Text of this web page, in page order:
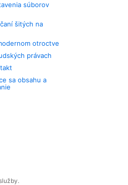
súborov
šitých na
otroctve
právach
sa obsahu a